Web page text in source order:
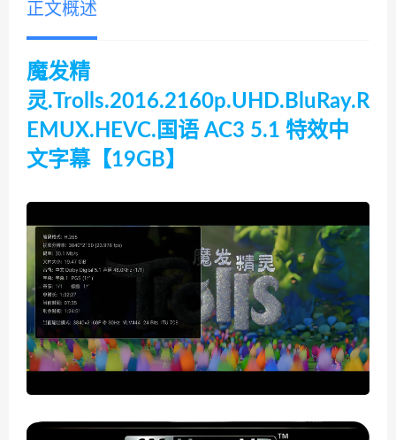
正文概述
魔发精
灵.Trolls.2016.2160p.UHD.BluRay.R
EMUX.HEVC.国语 AC3 5.1 特效中
文字幕【19GB】